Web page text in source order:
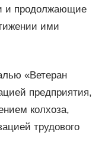
и продолжающие
ими
«Ветеран
предприятия,
колхоза,
трудового